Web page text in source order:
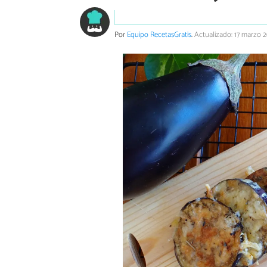
PorEquipo RecetasGratis.Actualizado: 17 marzo